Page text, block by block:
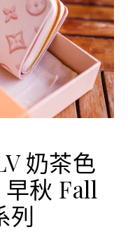
奶茶色
秋 Fall
列